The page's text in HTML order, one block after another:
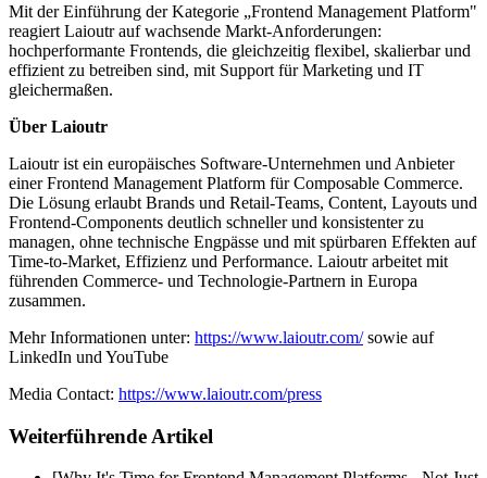
Mit der Einführung der Kategorie „Frontend Management Platform"
reagiert Laioutr auf wachsende Markt-Anforderungen:
hochperformante Frontends, die gleichzeitig flexibel, skalierbar und
effizient zu betreiben sind, mit Support für Marketing und IT
gleichermaßen.
Über Laioutr
Laioutr ist ein europäisches Software-Unternehmen und Anbieter
einer Frontend Management Platform für Composable Commerce.
Die Lösung erlaubt Brands und Retail-Teams, Content, Layouts und
Frontend-Components deutlich schneller und konsistenter zu
managen, ohne technische Engpässe und mit spürbaren Effekten auf
Time-to-Market, Effizienz und Performance. Laioutr arbeitet mit
führenden Commerce- und Technologie-Partnern in Europa
zusammen.
Mehr Informationen unter: https://www.laioutr.com/sowie auf
LinkedIn und YouTube
Media Contact: https://www.laioutr.com/press
Weiterführende Artikel